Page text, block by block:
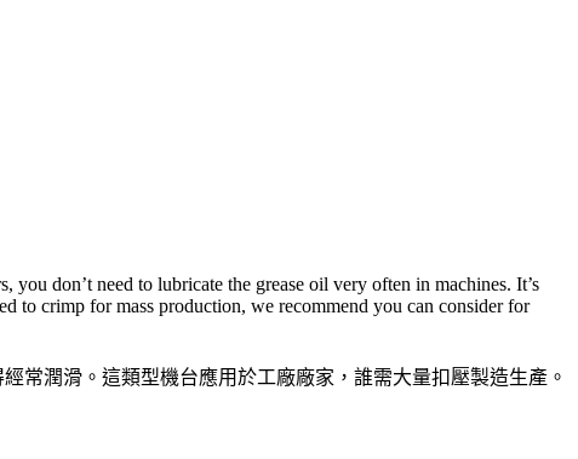
don’t need to lubricate the grease oil very often in machines. It’s
to crimp for mass production, we recommend you can consider for
常潤滑。這類型機台應用於工廠廠家，誰需大量扣壓製造生產。